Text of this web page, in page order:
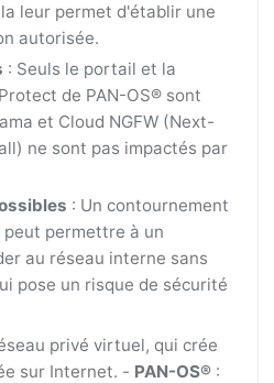
leur permet d'établir une
autorisée.
: Seuls le portail et la
de PAN-OS® sont
et Cloud NGFW (Next-
ne sont pas impactés par
: Un contournement
permettre à un
au réseau interne sans
pose un risque de sécurité
privé virtuel, qui crée
sur Internet. - PAN-OS® :